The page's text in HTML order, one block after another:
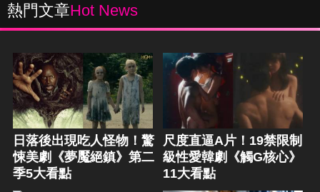
熱門文章Hot News
日落後出現吃人怪物！驚
悚美劇《夢魘絕鎮》第二
季5大看點
尺度直逼A片！19禁限制
級性愛韓劇《觸G核心》
11大看點